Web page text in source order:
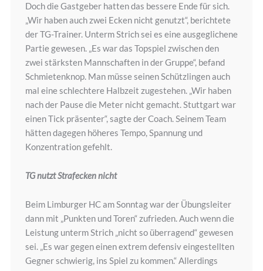
Doch die Gastgeber hatten das bessere Ende für sich.
„Wir haben auch zwei Ecken nicht genutzt“, berichtete
der TG-Trainer. Unterm Strich sei es eine ausgeglichene
Partie gewesen. „Es war das Topspiel zwischen den
zwei stärksten Mannschaften in der Gruppe“, befand
Schmietenknop. Man müsse seinen Schützlingen auch
mal eine schlechtere Halbzeit zugestehen. „Wir haben
nach der Pause die Meter nicht gemacht. Stuttgart war
einen Tick präsenter“, sagte der Coach. Seinem Team
hätten dagegen höheres Tempo, Spannung und
Konzentration gefehlt.
TG nutzt Strafecken nicht
Beim Limburger HC am Sonntag war der Übungsleiter
dann mit „Punkten und Toren“ zufrieden. Auch wenn die
Leistung unterm Strich „nicht so überragend“ gewesen
sei. „Es war gegen einen extrem defensiv eingestellten
Gegner schwierig, ins Spiel zu kommen.“ Allerdings